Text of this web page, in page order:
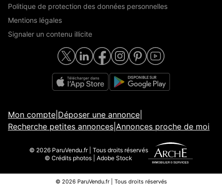
Politique de protection des données personnelles
Mentions légales
Signaler un contenu illicite
Mon compte Déposer une annonce
Recherche petites annonces Annonces proche de moi
© 2026 ParuVendu.fr | Tous droits réservés
© Crédits photos | Adobe Stock
© 2026 ParuVendu.fr | Tous droits réservés